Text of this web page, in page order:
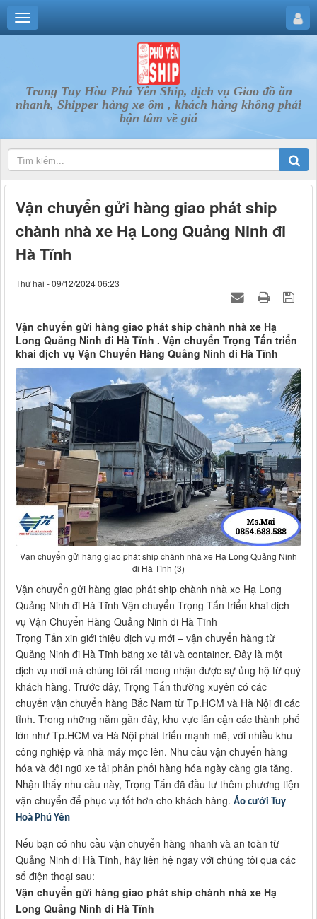
Trang Tuy Hòa Phú Yên Ship, dịch vụ Giao đồ ăn
nhanh, Shipper hàng xe ôm , khách hàng không phải
bận tâm về giá
Vận chuyển gửi hàng giao phát ship
chành nhà xe Hạ Long Quảng Ninh đi
Hà Tĩnh
Thứ hai - 09/12/2024 06:23
Vận chuyển gửi hàng giao phát ship chành nhà xe Hạ
Long Quảng Ninh đi Hà Tĩnh . Vận chuyển Trọng Tấn triển
khai dịch vụ Vận Chuyển Hàng Quảng Ninh đi Hà Tĩnh
Vận chuyển gửi hàng giao phát ship chành nhà xe Hạ Long Quảng Ninh
đi Hà Tĩnh (3)
Vận chuyển gửi hàng giao phát ship chành nhà xe Hạ Long
Quảng Ninh đi Hà Tĩnh Vận chuyển Trọng Tấn triển khai dịch
vụ Vận Chuyển Hàng Quảng Ninh đi Hà Tĩnh
Trọng Tấn xin giới thiệu dịch vụ mới – vận chuyển hàng từ
Quảng Ninh đi Hà Tĩnh bằng xe tải và container. Đây là một
dịch vụ mới mà chúng tôi rất mong nhận được sự ủng hộ từ quý
khách hàng. Trước đây, Trọng Tấn thường xuyên có các
chuyến vận chuyển hàng Bắc Nam từ Tp.HCM và Hà Nội đi các
tỉnh. Trong những năm gần đây, khu vực lân cận các thành phố
lớn như Tp.HCM và Hà Nội phát triển mạnh mẽ, với nhiều khu
công nghiệp và nhà máy mọc lên. Nhu cầu vận chuyển hàng
hóa và đội ngũ xe tải phân phối hàng hóa ngày càng gia tăng.
Nhận thấy nhu cầu này, Trọng Tấn đã đầu tư thêm phương tiện
vận chuyển để phục vụ tốt hơn cho khách hàng. Áo cưới Tuy
Hoà Phú Yên
Nếu bạn có nhu cầu vận chuyển hàng nhanh và an toàn từ
Quảng Ninh đi Hà Tĩnh, hãy liên hệ ngay với chúng tôi qua các
số điện thoại sau:
Vận chuyển gửi hàng giao phát ship chành nhà xe Hạ
Long Quảng Ninh đi Hà Tĩnh